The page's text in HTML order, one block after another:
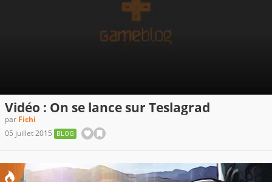
Vidéo : On se lance sur Teslagrad
par Fichi
05 juillet 2015
BLOG